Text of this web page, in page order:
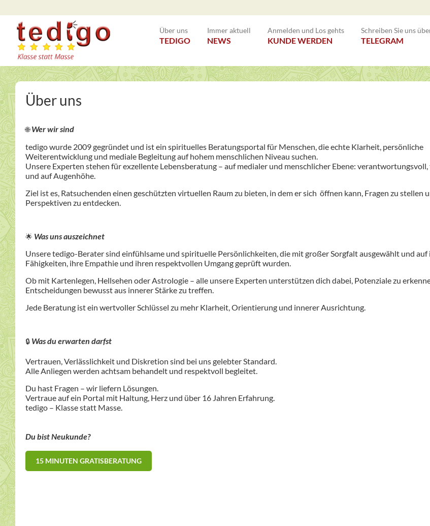
Über uns
TEDIGO
Immer aktuell
NEWS
Anmelden und Los gehts
KUNDE WERDEN
Schreiben Sie uns
TELEGRAM
Über uns
🌐Wer wir sind
tedigo wurde 2009 gegründet und ist ein spirituelles Beratungsportal für Menschen, die echte Klarheit, persönliche
Weiterentwicklung und mediale Begleitung auf hohem menschlichen Niveau suchen.
Unsere Experten stehen für exzellente Lebensberatung – auf medialer und menschlicher Ebene:
und auf Augenhöhe.
Ziel ist es, Ratsuchenden einen geschützten virtuellen Raum zu bieten, in dem er sich öffnen kann, Fragen zu stellen
Perspektiven zu entdecken.
🌟 Was uns auszeichnet
Unsere tedigo-Berater sind einfühlsame und spirituelle Persönlichkeiten, die mit großer Sorgfalt ausgewählt und auf
Fähigkeiten, ihre Empathie und ihren respektvollen Umgang geprüft wurden.
Ob mit Kartenlegen, Hellsehen oder Astrologie – alle unsere Experten unterstützen dich dabei, Potenziale zu
Entscheidungen bewusst aus innerer Stärke zu treffen.
Jede Beratung ist ein wertvoller Schlüssel zu mehr Klarheit, Orientierung und innerer Ausrichtung.
🔒 Was du erwarten darfst
Vertrauen, Verlässlichkeit und Diskretion sind bei uns gelebter Standard.
Alle Anliegen werden achtsam behandelt und respektvoll begleitet.
Du hast Fragen – wir liefern Lösungen.
Vertraue auf ein Portal mit Haltung, Herz und über 16 Jahren Erfahrung.
tedigo – Klasse statt Masse.
Du bist Neukunde?
15 MINUTEN GRATISBERATUNG